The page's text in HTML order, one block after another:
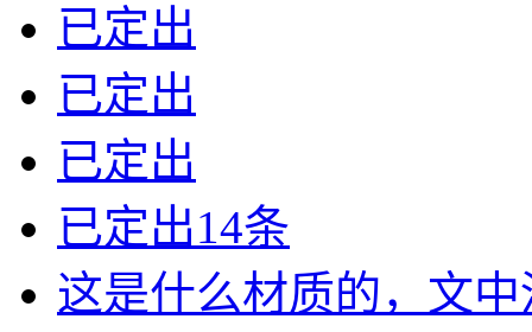
已定出
已定出
已定出
已定出14条
这是什么材质的，文中